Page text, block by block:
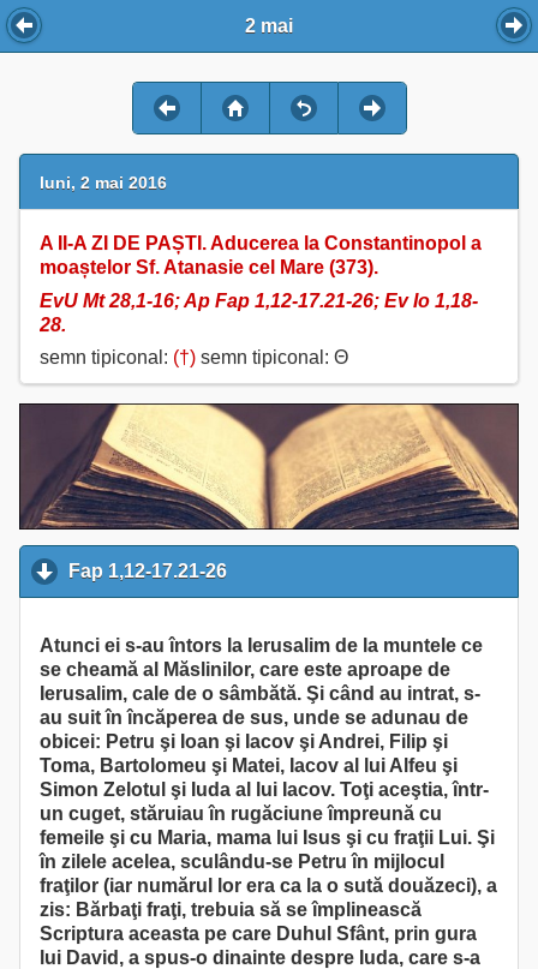
2 mai
luni, 2 mai 2016
A II-A ZI DE PAȘTI. Aducerea la Constantinopol a
moaștelor Sf. Atanasie cel Mare (373).
EvU Mt 28,1-16; Ap Fap 1,12-17.21-26; Ev Io 1,18-
28.
semn tipiconal: (†) semn tipiconal: Θ
Fap 1,12-17.21-26
Atunci ei s-au întors la Ierusalim de la muntele ce
se cheamă al Măslinilor, care este aproape de
Ierusalim, cale de o sâmbătă. Şi când au intrat, s-
au suit în încăperea de sus, unde se adunau de
obicei: Petru şi Ioan şi Iacov şi Andrei, Filip şi
Toma, Bartolomeu şi Matei, Iacov al lui Alfeu şi
Simon Zelotul şi Iuda al lui Iacov. Toţi aceştia, într-
un cuget, stăruiau în rugăciune împreună cu
femeile şi cu Maria, mama lui Isus şi cu fraţii Lui. Şi
în zilele acelea, sculându-se Petru în mijlocul
fraţilor (iar numărul lor era ca la o sută douăzeci), a
zis: Bărbaţi fraţi, trebuia să se împlinească
Scriptura aceasta pe care Duhul Sfânt, prin gura
lui David, a spus-o dinainte despre Iuda, care s-a